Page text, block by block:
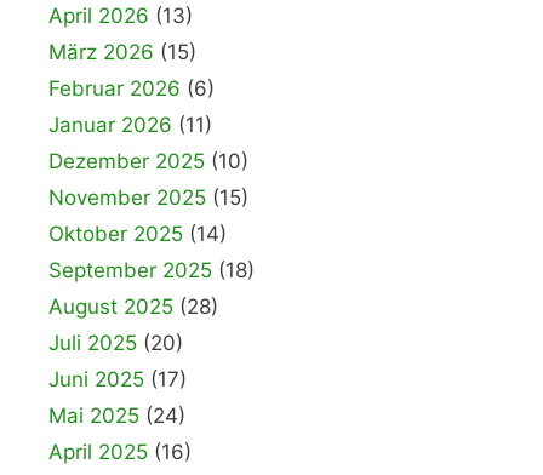
April 2026 (13)
März 2026 (15)
Februar 2026 (6)
Januar 2026 (11)
Dezember 2025 (10)
November 2025 (15)
Oktober 2025 (14)
September 2025 (18)
August 2025 (28)
Juli 2025 (20)
Juni 2025 (17)
Mai 2025 (24)
April 2025 (16)